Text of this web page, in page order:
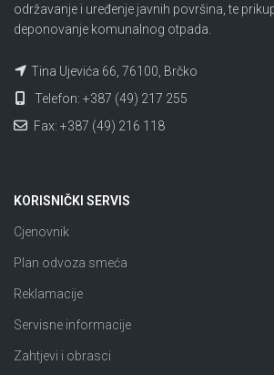
održavanje i uređenje javnih površina, te
deponovanje komunalnog otpada.
Tina Ujevića 66, 76100, Brčko
Telefon: +387 (49) 217 255
Fax: +387 (49) 216 118
KORISNIČKI SERVIS
Cjenovnik
Plan odvoza smeća
Reklamacije
Servisne informacije
Zahtjevi i obrasci